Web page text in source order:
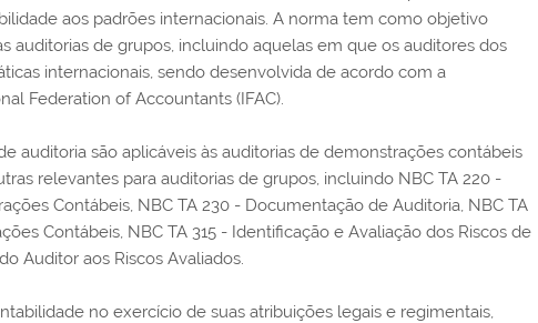
aos padrões internacionais. A norma tem como objetivo
auditorias de grupos, incluindo aquelas em que os auditores dos
internacionais, sendo desenvolvida de acordo com a
Federation of Accountants (IFAC).
auditoria são aplicáveis às auditorias de demonstrações contábeis
relevantes para auditorias de grupos, incluindo NBC TA 220 -
Contábeis, NBC TA 230 - Documentação de Auditoria, NBC TA
Contábeis, NBC TA 315 - Identificação e Avaliação dos Riscos de
Auditor aos Riscos Avaliados.
no exercício de suas atribuições legais e regimentais,